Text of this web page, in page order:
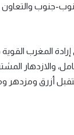
جنوب
إرادة المغرب
والازدهار
أزرق ومزدهر